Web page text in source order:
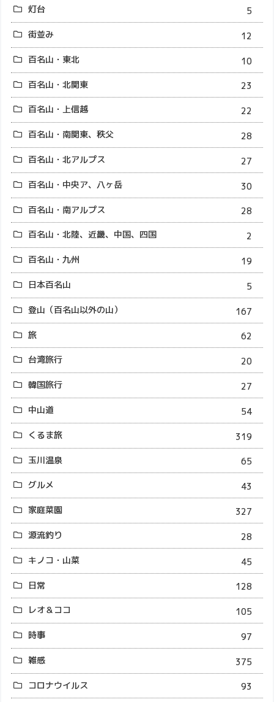
灯台
5
街並み
12
百名山・東北
10
百名山・北関東
23
百名山・上信越
22
百名山・南関東、秩父
28
百名山・北アルプス
27
百名山・中央ア、八ヶ岳
30
百名山・南アルプス
28
百名山・北陸、近畿、中国、四国
2
百名山・九州
19
日本百名山
5
登山（百名山以外の山）
167
旅
62
台湾旅行
20
韓国旅行
27
中山道
54
くるま旅
319
玉川温泉
65
グルメ
43
家庭菜園
327
源流釣り
28
キノコ・山菜
45
日常
128
レオ＆ココ
105
時事
97
雑感
375
コロナウイルス
93